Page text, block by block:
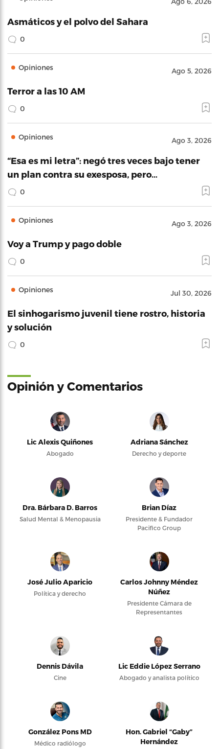
Asmáticos y el polvo del Sahara
0
Opiniones Ago 5, 2026
Terror a las 10 AM
0
Opiniones Ago 3, 2026
“Esa es mi letra”: negó tres veces bajo tener
un plan contra su exesposa, pero…
0
Opiniones Ago 3, 2026
Voy a Trump y pago doble
0
Opiniones Jul 30, 2026
El sinhogarismo juvenil tiene rostro, historia
y solución
0
Opinión y Comentarios
Lic Alexis Quiñones
Abogado
Adriana Sánchez
Derecho y deporte
Dra. Bárbara D. Barros
Salud Mental & Menopausia
Brian Díaz
Presidente & Fundador
Pacifico Group
José Julio Aparicio
Política y derecho
Carlos Johnny Méndez
Núñez
Presidente Cámara de
Representantes
Dennis Dávila
Cine
Lic Eddie López Serrano
Abogado y analista político
González Pons MD
Médico radiólogo
Hon. Gabriel “Gaby”
Hernández